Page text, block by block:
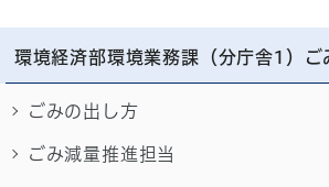
環境経済部環境業務課（分庁舎1）ご
ごみの出し方
ごみ減量推進担当